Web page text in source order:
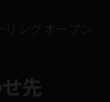
ングオープン
先